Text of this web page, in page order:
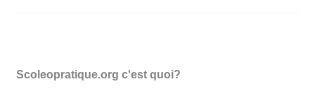
Scoleopratique.org c'est quoi?